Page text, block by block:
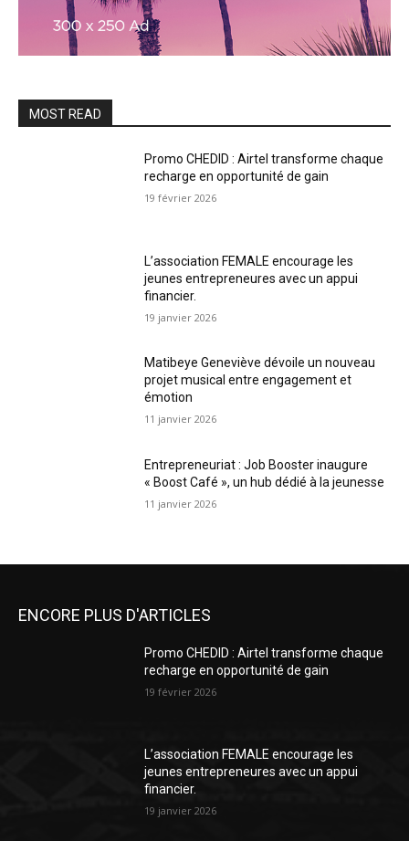
MOST READ
Promo CHEDID : Airtel transforme chaque
recharge en opportunité de gain
19 février 2026
L’association FEMALE encourage les
jeunes entrepreneures avec un appui
financier.
19 janvier 2026
Matibeye Geneviève dévoile un nouveau
projet musical entre engagement et
émotion
11 janvier 2026
Entrepreneuriat : Job Booster inaugure
« Boost Café », un hub dédié à la jeunesse
11 janvier 2026
ENCORE PLUS D'ARTICLES
Promo CHEDID : Airtel transforme chaque
recharge en opportunité de gain
19 février 2026
L’association FEMALE encourage les
jeunes entrepreneures avec un appui
financier.
19 janvier 2026